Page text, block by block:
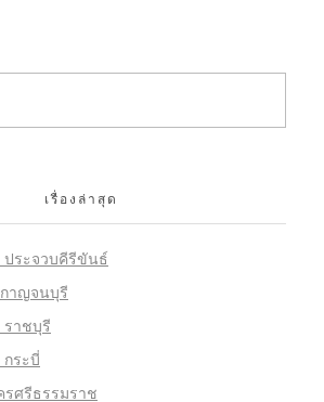
เรื่องล่าสุด
ระจวบคีรีขันธ์
าญจนบุรี
าชบุรี
ระบี่
ศรีธรรมราช